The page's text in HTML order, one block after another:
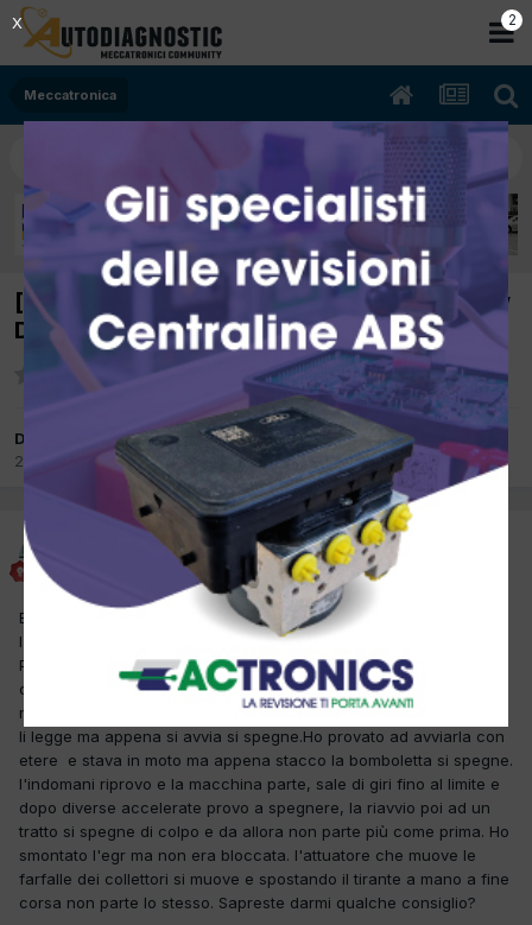
Meccatronica
[hyundai matrix 06/2006 1493cc D4FA 81Kw
Diesel] non parte
Da fordlimuli
20 Settembre 2018in Meccatronica
fordlimuli
20 Settembre 2018
Buongiorno a tutti, ho questa macchina in officina che il cliente
l'ha parcheggiata regolarmente e l'indomani non è più partita.
Provandola effettivamente parte e si spegne immediatamente. Ho
controllato la farfalla e i tubicini di depressione, in diagnosi
nessun errore la pressione rail arriva a più di 300bar i giri motore
li legge ma appena si avvia si spegne.Ho provato ad avviarla con
etere e stava in moto ma appena stacco la bomboletta si spegne.
l'indomani riprovo e la macchina parte, sale di giri fino al limite e
dopo diverse accelerate provo a spegnere, la riavvio poi ad un
tratto si spegne di colpo e da allora non parte più come prima. Ho
smontato l'egr ma non era bloccata. l'attuatore che muove le
farfalle dei collettori si muove e spostando il tirante a mano a fine
corsa non parte lo stesso. Sapreste darmi qualche consiglio?
1
X